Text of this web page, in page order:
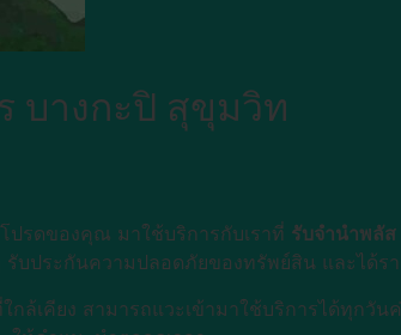
บางกะปิ สุขุมวิท
ปรดของคุณ มาใช้บริการกับเราที่ รับจำนำพลัส
รับประกันความปลอดภัยของทรัพย์สิน และได้ร
กล้เคียง สามารถแวะเข้ามาใช้บริการได้ทุกวัน